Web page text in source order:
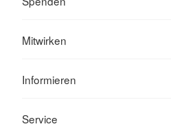
Mitwirken
Informieren
Service